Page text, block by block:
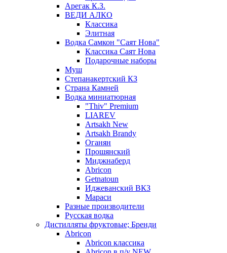
Арегак К.З.
ВЕДИ АЛКО
Классика
Элитная
Водка Самкон "Саят Нова"
Классика Саят Нова
Подарочные наборы
Муш
Степанакертский КЗ
Страна Камней
Водка миниатюрная
"Thiv" Premium
LIAREV
Artsakh New
Artsakh Brandy
Оганян
Прошянский
Миджнаберд
Abricon
Getnatoun
Иджеванский ВКЗ
Мараси
Разные производители
Русская водка
Дистилляты фруктовые; Бренди
Abricon
Abricon классика